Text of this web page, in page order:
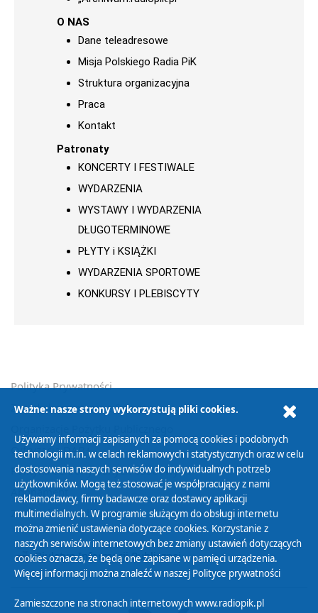
O NAS
Dane teleadresowe
Misja Polskiego Radia PiK
Struktura organizacyjna
Praca
Kontakt
Patronaty
KONCERTY I FESTIWALE
WYDARZENIA
WYSTAWY I WYDARZENIA
DŁUGOTERMINOWE
PŁYTY i KSIĄŻKI
WYDARZENIA SPORTOWE
KONKURSY I PLEBISCYTY
Polityka Prywatności
Zasady korzystania z Serwisu
Cyfryzacja DAB+
Polityka ochrony danych osobowych
Abonament
Zamówienia publiczne
Biuletyn Informacji Publicznej
Ważne: nasze strony wykorzystują pliki cookies.
Używamy informacji zapisanych za pomocą cookies i podobnych
technologii m.in. w celach reklamowych i statystycznych oraz w celu
dostosowania naszych serwisów do indywidualnych potrzeb
użytkowników. Mogą też stosować je współpracujący z nami
reklamodawcy, firmy badawcze oraz dostawcy aplikacji
multimedialnych. W programie służącym do obsługi internetu
można zmienić ustawienia dotyczące cookies. Korzystanie z
naszych serwisów internetowych bez zmiany ustawień dotyczących
cookies oznacza, że będą one zapisane w pamięci urządzenia.
Więcej informacji można znaleźć w naszej Polityce prywatności
Zamieszczone na stronach internetowych www.radiopik.pl